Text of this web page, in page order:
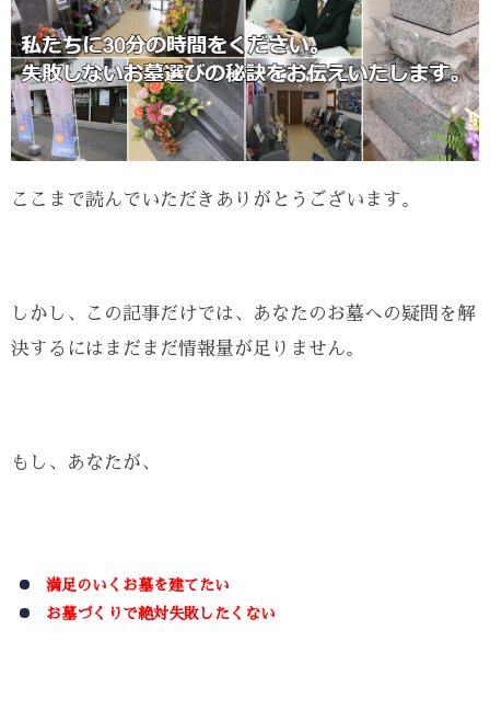
ここまで読んでいただきありがとうございます。
しかし、この記事だけでは、あなたのお墓への疑問を解
決するにはまだまだ情報量が足りません。
もし、あなたが、
満足のいくお墓を建てたい
お墓づくりで絶対失敗したくない